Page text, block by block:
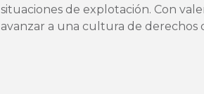
situaciones de explotación. Con
avanzar a una cultura de derechos